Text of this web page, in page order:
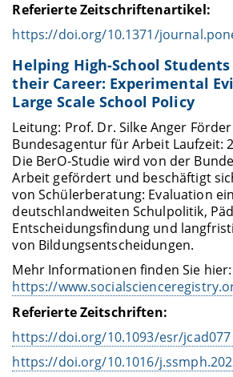
Referierte Zeitschriftenartikel:
https://doi.org/10.1371/
Helping High-School
their Career: Experimental
Large Scale School Policy
Leitung: Prof. Dr. Silke Anger
Bundesagentur für Arbeit Laufzeit:
Die BerO-Studie wird von der
Arbeit gefördert und beschäftigt
von Schülerberatung: Evaluation
deutschlandweiten Schulpolitik,
Entscheidungsfindung und
von Bildungsentscheidungen.
Mehr Informationenfinden Sie hier:
https://
Referierte Zeitschriften:
https://doi.org/10.1093/esr/jcad077
https://doi.org/10.1016/